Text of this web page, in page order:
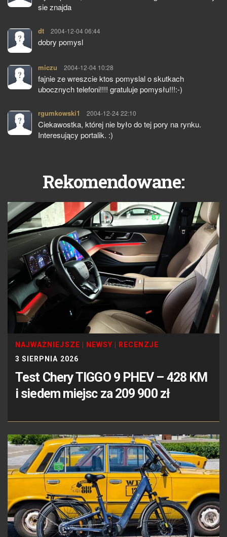
sie znajda
dt pisze:
2004-12-04 06:44
dobry pomysl
miczu pisze:
2004-12-04 10:28
fajnie ze wreszcie ktos pomyslal o skutkach
ubocznych telefoni!!!! gratuluje pomysłu!!!:-)
rgumkowski1 pisze:
2004-12-24 22:10
Ciekawostka, której nie było do tej pory na rynku.
Interesujący portalik. :)
Rekomendowane:
NAJWAŻNIEJSZE NEWSY
RECENZJE
3 SIERPNIA 2026
Test Chery TIGGO 9 PHEV – 428 KM
i siedem miejsc za 209 900 zł